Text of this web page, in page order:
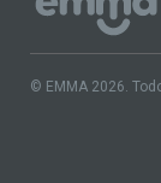
© EMMA 2026.